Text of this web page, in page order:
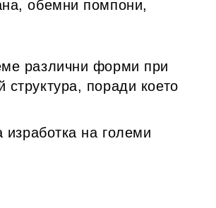
обемни помпони,
различни форми при
поради което
на големи